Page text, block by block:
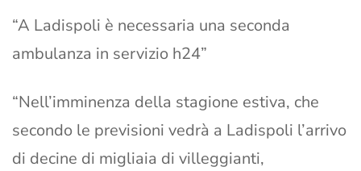
“A Ladispoli è necessaria una seconda
ambulanza in servizio h24”
“Nell’imminenza della stagione estiva, che
secondo le previsioni vedrà a Ladispoli l’arrivo
di decine di migliaia di villeggianti,